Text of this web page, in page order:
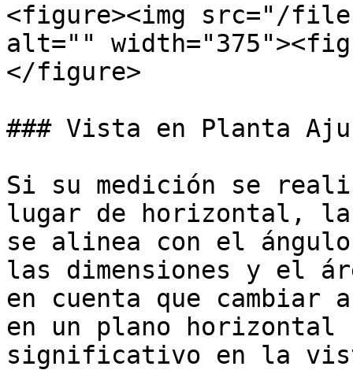
<figure><img src="/files/
alt=""
</figure>
### Vista en Planta
Si su medición se
lugar de horizontal,
se alinea con el
las dimensiones y el
en cuenta que cambiar
en un plano horizontal
significativo en la